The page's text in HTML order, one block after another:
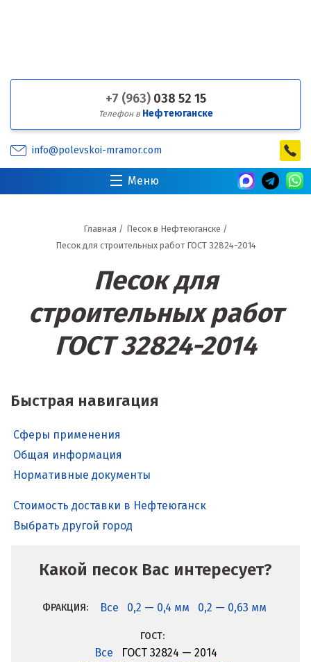
+7 (963) 038 52 15
Телефон в Нефтеюганске
info@polevskoi-mramor.com
Меню
Главная / Песок в Нефтеюганске /
Песок для строительных работ ГОСТ 32824-2014
Песок для
строительных работ
ГОСТ 32824-2014
Быстрая навигация
Сферы применения
Общая информация
Нормативные документы
Выбрать другой город
Какой песок Вас интересует?
ФРАКЦИЯ: Все 0,2 — 0,4 мм 0,2 — 0,63 мм
ГОСТ:
Все
ГОСТ 32824 — 2014